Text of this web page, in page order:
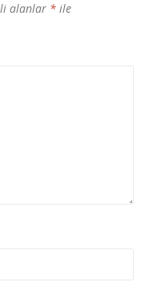
alanlar *ile